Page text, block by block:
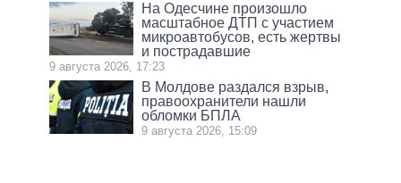
На Одесчине произошло
масштабное ДТП с участием
микроавтобусов, есть жертвы
и пострадавшие
9 августа 2026, 17:23
В Молдове раздался взрыв,
правоохранители нашли
обломки БПЛА
9 августа 2026, 15:09